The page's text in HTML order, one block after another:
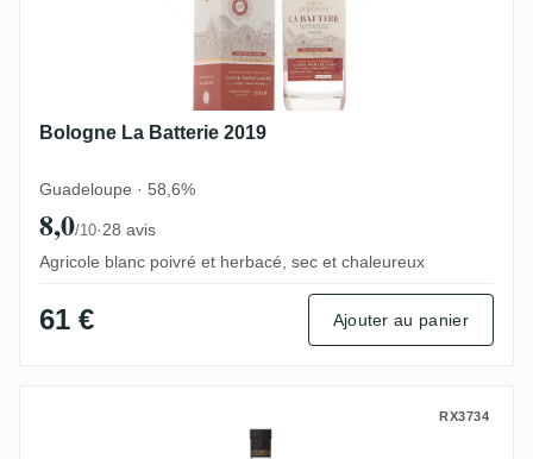
Bologne La Batterie 2019
Guadeloupe · 58,6%
8,0/10·28 avis
Agricole blanc poivré et herbacé, sec et chaleureux
61 € Ajouter au panier
RX3734